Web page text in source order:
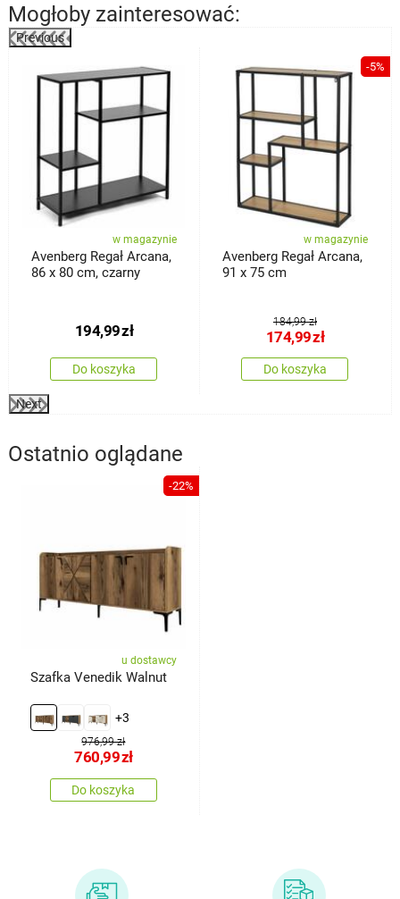
Mogłoby zainteresować:
Previous
w magazynie
Avenberg Regał Arcana,
86 x 80 cm, czarny
194,99zł
Do koszyka
-5%
w magazynie
Avenberg Regał Arcana,
91 x 75 cm
184,99 zł
174,99zł
Do koszyka
Next
Ostatnio oglądane
-22%
u dostawcy
Szafka Venedik Walnut
+3
976,99 zł
760,99zł
Do koszyka